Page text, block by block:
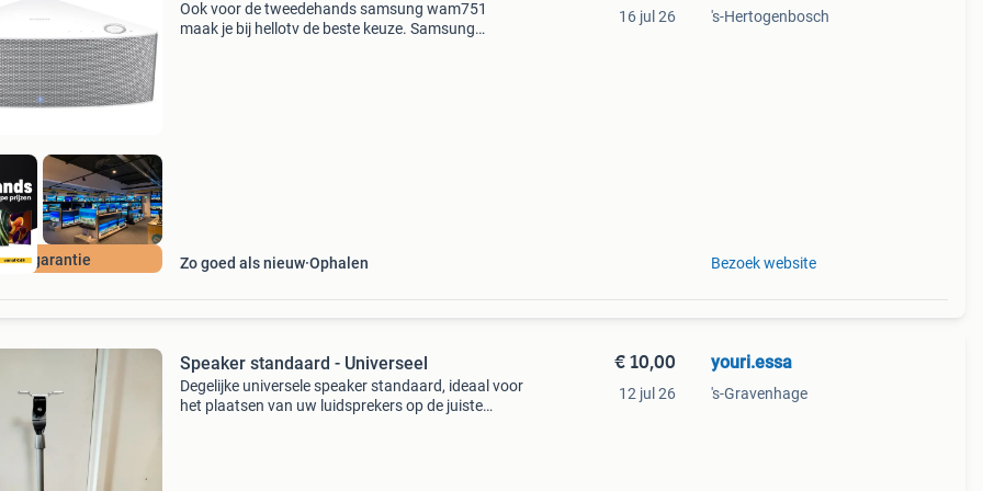
garantie
Ook voor de tweedehands samsung wam751
maak je bij hellotv de beste keuze. Samsung
Zo goed als nieuw Ophalen
16 jul 26 's-Hertogenbosch
Bezoek website
Speaker standaard - Universeel
Degelijke universele speaker standaard, ideaal voor
het plaatsen van uw luidsprekers op de juiste
€ 10,00
12 jul 26
youri.essa
's-Gravenhage